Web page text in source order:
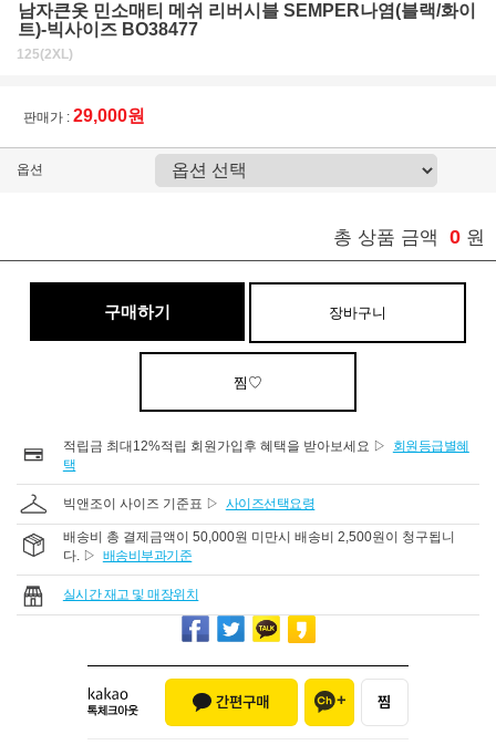
남자큰옷 민소매티 메쉬 리버시블 SEMPER나염(블랙/화이
트)-빅사이즈 BO38477
125(2XL)
판매가 : 29,000원
옵션
총 상품 금액 0 원
구매하기 장바구니
찜♡
적립금 최대12%적립 회원가입후 혜택을 받아보세요 ▷
회원등급별혜
택
빅앤조이 사이즈 기준표 ▷ 사이즈선택요령
배송비 총 결제금액이 50,000원 미만시 배송비 2,500원이 청구됩니
다. ▷ 배송비부과기준
실시간 재고 및 매장위치